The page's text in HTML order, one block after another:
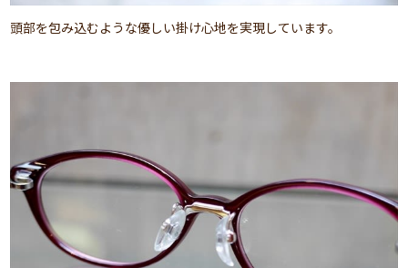
頭部を包み込むような優しい掛け心地を実現しています。